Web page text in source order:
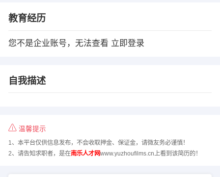
教育经历
您不是企业账号，无法查看 立即登录
自我描述
温馨提示
1、本平台仅供信息发布，不会收取押金、保证金，请微友务必谨慎！
2、请告知求职者，是在南乐人才网www.yuzhoufilms.cn上看到该简历的！